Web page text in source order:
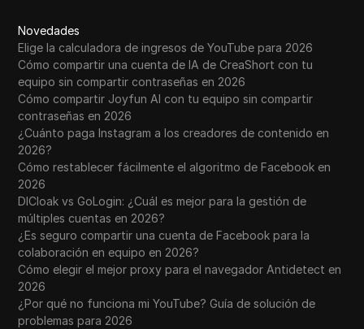
Novedades
Elige la calculadora de ingresos de YouTube para 2026
Cómo compartir una cuenta de IA de CreaShort con tu
equipo sin compartir contraseñas en 2026
Cómo compartir Joyfun AI con tu equipo sin compartir
contraseñas en 2026
¿Cuánto paga Instagram a los creadores de contenido en
2026?
Cómo restablecer fácilmente el algoritmo de Facebook en
2026
DICloak vs GoLogin: ¿Cuál es mejor para la gestión de
múltiples cuentas en 2026?
¿Es seguro compartir una cuenta de Facebook para la
colaboración en equipo en 2026?
Cómo elegir el mejor proxy para el navegador Antidetect en
2026
¿Por qué no funciona mi YouTube? Guía de solución de
problemas para 2026